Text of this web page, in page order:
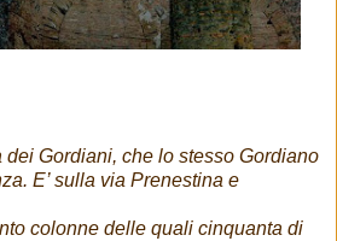
Gordiani, che lo stesso Gordiano
E’ sulla via Prenestina e
colonne delle quali cinquanta di